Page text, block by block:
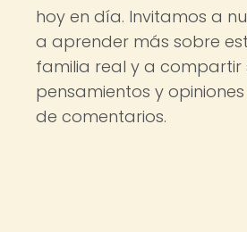
hoy en día. Invitamos a
a aprender más sobre
familia real y a compartir
pensamientos y
de comentarios.